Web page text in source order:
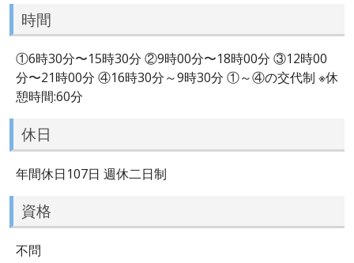
時間
①6時30分〜15時30分 ②9時00分〜18時00分 ③12時00
分〜21時00分 ④16時30分～9時30分 ①～④の交代制 ※休
憩時間:60分
休日
年間休日107日 週休二日制
資格
不問